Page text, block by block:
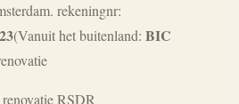
rekeningnr:
(Vanuit het buitenland: BIC
RSDR